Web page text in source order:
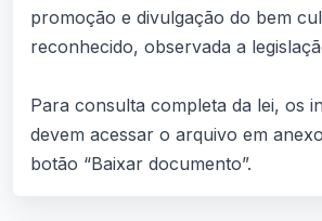
promoção e divulgação do bem
reconhecido, observada a
Para consulta completa da lei, os
devem acessar o arquivo em
botão “Baixar documento”.